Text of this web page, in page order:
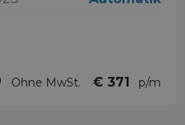
Ohne MwSt. € 371 p/m